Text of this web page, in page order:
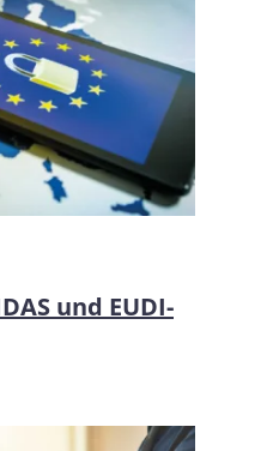
und EUDI-